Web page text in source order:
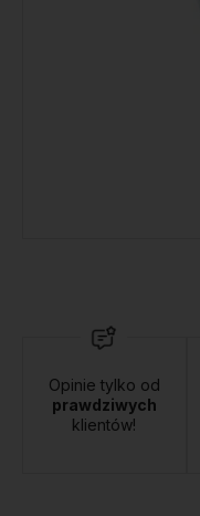
Opinie tylko od
prawdziwych
klientów!